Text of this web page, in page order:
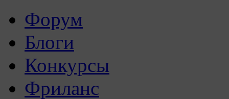
Форум
Блоги
Конкурсы
Фриланс